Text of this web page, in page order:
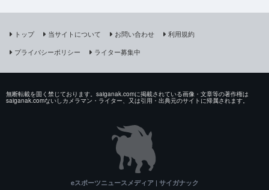
トップ 当サイトについて お問い合わせ
利用規約
プライバシーポリシー
ライター募集中
無断転載を固く禁じております。saiganak.comに掲載されている画像・文章等の著作権は
saiganak.comないしカメラマン・ライター、又は引用・出典元のサイトに帰属されます。
eスポーツニュースメディア | サイガナック